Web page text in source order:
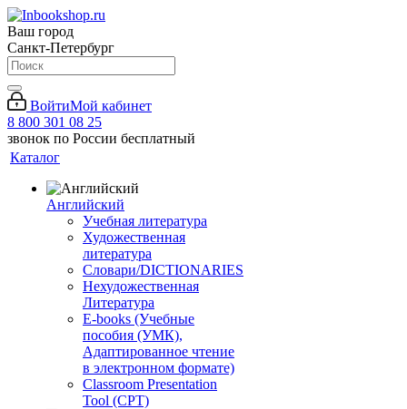
Ваш город
Санкт-Петербург
ВойтиМой кабинет
8 800 301 08 25
звонок по России бесплатный
Каталог
Английский
Учебная литература
Художественная
литература
Словари/DICTIONARIES
Нехудожественная
Литература
E-books (Учебные
пособия (УМК),
Адаптированное чтение
в электронном формате)
Classroom Presentation
Tool (CPT)